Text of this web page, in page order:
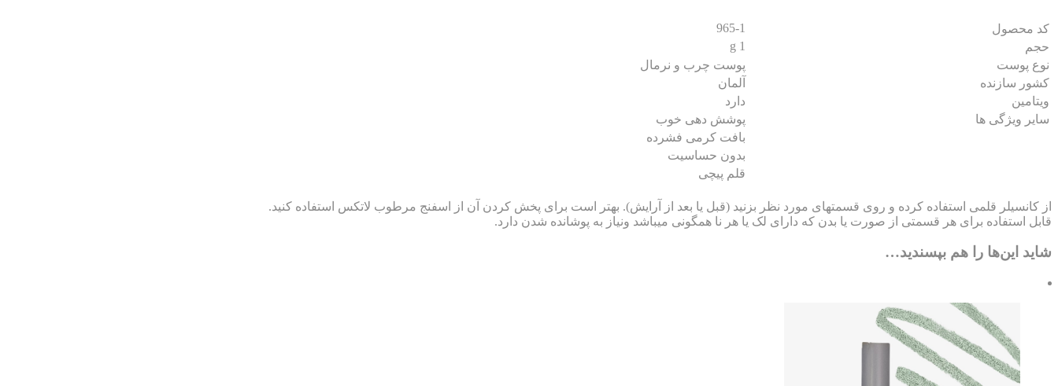
کد محصول
965-1
حجم
1 g
نوع پوست
پوست چرب و نرمال
کشور سازنده
آلمان
ویتامین
دارد
سایر ویژگی ها
پوشش دهی خوب
بافت کرمی فشرده
بدون حساسیت
قلم پیچی
از کانسیلر قلمی استفاده کرده و روی قسمتهای مورد نظر بزنید (قبل یا بعد از آرایش). بهتر است برای پخش کردن آن از اسفنج مرطوب لاتکس استفاده کنید.
قابل استفاده برای هر قسمتی از صورت یا بدن که دارای لک یا هر نا همگونی میباشد ونیاز به پوشانده شدن دارد.
شاید این‌ها را هم بپسندید…